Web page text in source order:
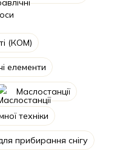
(КОМ)
елементи
Маслостанції
техніки
прибирання снігу